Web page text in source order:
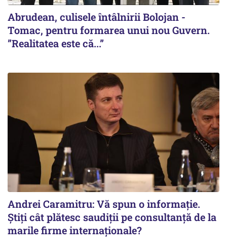
Abrudean, culisele întâlnirii Bolojan -
Tomac, pentru formarea unui nou Guvern.
”Realitatea este că...”
Andrei Caramitru: Vă spun o informație.
Știți cât plătesc saudiții pe consultanță de la
marile firme internaționale?